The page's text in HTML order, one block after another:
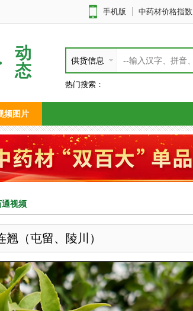
手机版 中药材价格指数
动
态
供货信息
热门搜索：
频图片
通视频
（屯留、陵川）